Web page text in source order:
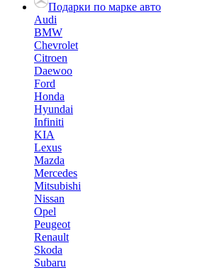
Подарки по марке авто
Audi
BMW
Chevrolet
Citroen
Daewoo
Ford
Honda
Hyundai
Infiniti
KIA
Lexus
Mazda
Mercedes
Mitsubishi
Nissan
Opel
Peugeot
Renault
Skoda
Subaru